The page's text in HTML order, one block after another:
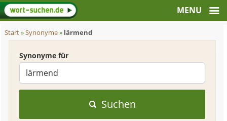
Start»Synonyme» lärmend
Synonyme für
Suchen